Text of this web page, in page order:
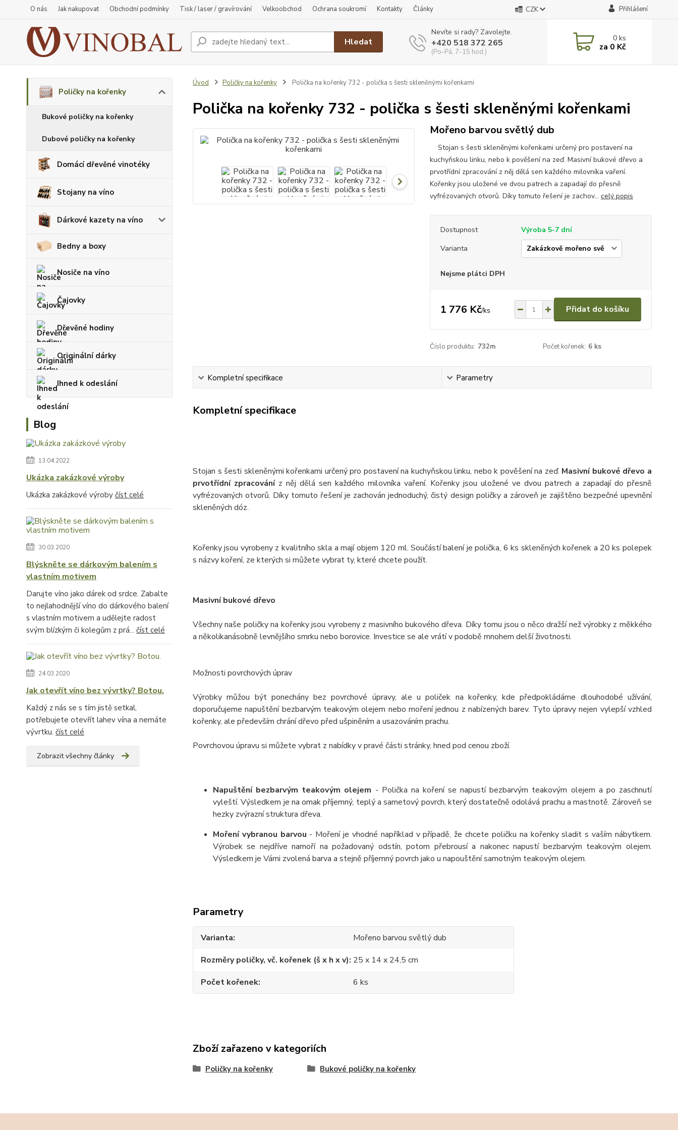
O nás Jak nakupovat Obchodní podmínky Tisk / laser / gravírování Velkoobchod Ochrana soukromí Kontakty Články CZK Přihlášení
Hledat
Nevíte si rady? Zavolejte.
+420 518 372 265
(Po-Pá, 7-15 hod.)
0ks
za 0 Kč
Poličky na kořenky
Bukové poličky na kořenky
Dubové poličky na kořenky
Domácí dřevěné vinotéky
Stojany na víno
Dárkové kazety na víno
Bedny a boxy
Nosiče na víno
Čajovky
Dřevěné hodiny
Originální dárky
Ihned k odeslání
Blog
13.04.2022
Ukázka zakázkové výroby
Ukázka zakázkové výroby číst celé
30.03.2020
Blýskněte se dárkovým balením s
vlastním motivem
Darujte víno jako dárek od srdce. Zabalte
to nejlahodnější víno do dárkového balení
s vlastním motivem a udělejte radost
svým blízkým či kolegům z prá... číst celé
24.03.2020
Jak otevřít víno bez vývrtky? Botou.
Každý z nás se s tím jistě setkal,
potřebujete otevřít lahev vína a nemáte
vývrtku. číst celé
Zobrazit všechny články
Úvod Poličky na kořenky Polička na kořenky 732 - polička s šesti skleněnými kořenkami
Polička na kořenky 732 - polička s šesti skleněnými kořenkami
Mořeno barvou světlý dub
Stojan s šesti skleněnými kořenkami určený pro postavení na
kuchyňskou linku, nebo k pověšení na zeď. Masivní bukové dřevo a
prvotřídní zpracování z něj dělá sen každého milovníka vaření.
Kořenky jsou uložené ve dvou patrech a zapadají do přesně
vyfrézovaných otvorů. Díky tomuto řešení je zachov... celý popis
Dostupnost
Výroba 5-7 dní
Varianta
Nejsme plátci DPH
1 776 Kč/ks Přidat do košíku
Číslo produktu: 732m Počet kořenek: 6 ks
Kompletní specifikace Parametry
Kompletní specifikace
Stojan s šesti skleněnými kořenkami určený pro postavení na kuchyňskou linku, nebo k pověšení na zeď. Masivní bukové dřevo a
prvotřídní zpracováníz něj dělá sen každého milovníka vaření. Kořenky jsou uložené ve dvou patrech a zapadají do přesně
vyfrézovaných otvorů. Díky tomuto řešení je zachován jednoduchý, čistý design poličky a zároveň je zajištěno bezpečné upevnění
skleněných dóz.
Kořenky jsou vyrobeny z kvalitního skla a mají objem 120 ml. Součástí balení je polička, 6 ks skleněných kořenek a 20 ks polepek
s názvy koření, ze kterých si můžete vybrat ty, které chcete použít.
Masivní bukové dřevo
Všechny naše poličky na kořenky jsou vyrobeny z masivního bukového dřeva. Díky tomu jsou o něco dražší než výrobky z měkkého
a několikanásobně levnějšího smrku nebo borovice. Investice se ale vrátí v podobě mnohem delší životnosti.
Možnosti povrchových úprav
Výrobky můžou být ponechány bez povrchové úpravy, ale u poliček na kořenky, kde předpokládáme dlouhodobé užívání,
doporučujeme napuštění bezbarvým teakovým olejem nebo moření jednou z nabízených barev. Tyto úpravy nejen vylepší vzhled
kořenky, ale především chrání dřevo před ušpiněním a usazováním prachu.
Povrchovou úpravu si můžete vybrat z nabídky v pravé části stránky, hned pod cenou zboží.
Napuštění bezbarvým teakovým olejem - Polička na koření se napustí bezbarvým teakovým olejem a po zaschnutí
vyleští. Výsledkem je na omak příjemný, teplý a sametový povrch, který dostatečně odolává prachu a mastnotě. Zároveň se
hezky zvýrazní struktura dřeva.
Moření vybranou barvou - Moření je vhodné například v případě, že chcete poličku na kořenky sladit s vaším nábytkem.
Výrobek se nejdříve namoří na požadovaný odstín, potom přebrousí a nakonec napustí bezbarvým teakovým olejem.
Výsledkem je Vámi zvolená barva a stejně příjemný povrch jako u napouštění samotným teakovým olejem.
Parametry
Varianta
Mořeno barvou světlý dub
Rozměry poličky, vč. kořenek (š x h x v) 25 x 14 x 24,5 cm
Počet kořenek
6 ks
Zboží zařazeno v kategoriích
Poličky na kořenky Bukové poličky na kořenky